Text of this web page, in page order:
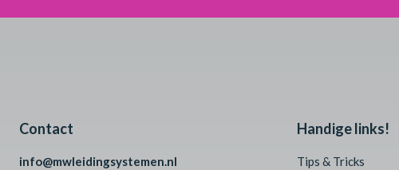
Contact
info@mwleidingsystemen.nl
Handige links!
Tips & Tricks